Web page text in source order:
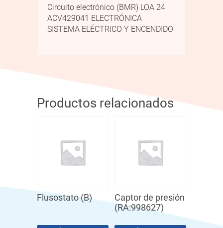
Circuito electrónico (BMR) LOA 24
ACV429041 ELECTRÓNICA
SISTEMA ELÉCTRICO Y ENCENDIDO
Productos relacionados
Flusostato (B)
Captor de presión
(RA:998627)